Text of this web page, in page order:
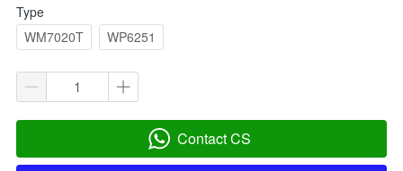
Type
WM7020T
WP6251
` Contact CS